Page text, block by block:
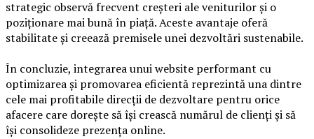
strategic observă frecvent creșteri ale veniturilor și o
poziționare mai bună în piață. Aceste avantaje oferă
stabilitate și creează premisele unei dezvoltări sustenabile.
În concluzie, integrarea unui website performant cu
optimizarea și promovarea eficientă reprezintă una dintre
cele mai profitabile direcții de dezvoltare pentru orice
afacere care dorește să își crească numărul de clienți și să
își consolideze prezența online.